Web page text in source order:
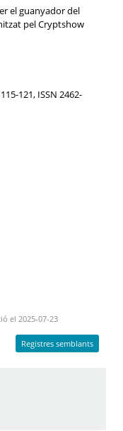
el guanyador del
pel Cryptshow
121, ISSN 2462-
el 2025-07-23
Registres semblants